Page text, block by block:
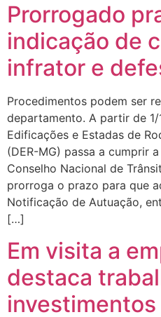
Prorrogado
indicação de
infrator e
Procedimentos podem ser
departamento. A partir de
Edificações e Estadas de
(DER-MG) passa a cumprir
Conselho Nacional de
prorroga o prazo para que
Notificação de Autuação,
[…]
Em visita a
destaca
investimentos